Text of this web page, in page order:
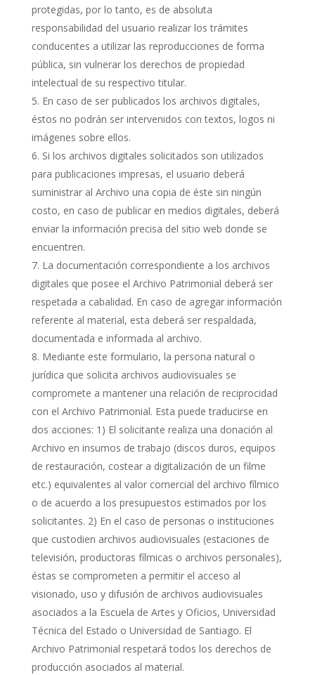
protegidas, por lo tanto, es de absoluta
responsabilidad del usuario realizar los trámites
conducentes a utilizar las reproducciones de forma
pública, sin vulnerar los derechos de propiedad
intelectual de su respectivo titular.
En caso de ser publicados los archivos digitales,
éstos no podrán ser intervenidos con textos, logos ni
imágenes sobre ellos.
Si los archivos digitales solicitados son utilizados
para publicaciones impresas, el usuario deberá
suministrar al Archivo una copia de éste sin ningún
costo, en caso de publicar en medios digitales, deberá
enviar la información precisa del sitio web donde se
encuentren.
La documentación correspondiente a los archivos
digitales que posee el Archivo Patrimonial deberá ser
respetada a cabalidad. En caso de agregar información
referente al material, esta deberá ser respaldada,
documentada e informada al archivo.
Mediante este formulario, la persona natural o
jurídica que solicita archivos audiovisuales se
compromete a mantener una relación de reciprocidad
con el Archivo Patrimonial. Esta puede traducirse en
dos acciones: 1) El solicitante realiza una donación al
Archivo en insumos de trabajo (discos duros, equipos
de restauración, costear a digitalización de un filme
etc.) equivalentes al valor comercial del archivo fílmico
o de acuerdo a los presupuestos estimados por los
solicitantes. 2) En el caso de personas o instituciones
que custodien archivos audiovisuales (estaciones de
televisión, productoras fílmicas o archivos personales),
éstas se comprometen a permitir el acceso al
visionado, uso y difusión de archivos audiovisuales
asociados a la Escuela de Artes y Oficios, Universidad
Técnica del Estado o Universidad de Santiago. El
Archivo Patrimonial respetará todos los derechos de
producción asociados al material.